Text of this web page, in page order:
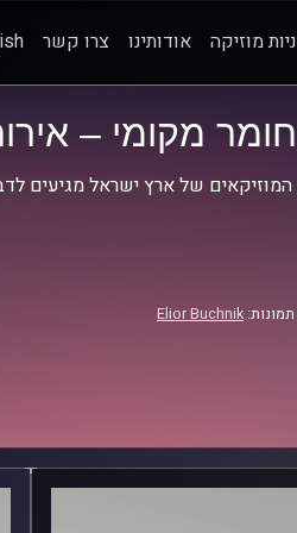
מוזיקה אודותינו צרו קשר
חומר מקומי –
של ארץ ישראל מגיעים
Elior Buchnik